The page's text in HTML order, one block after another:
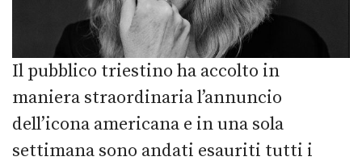
Il pubblico triestino ha accolto in
maniera straordinaria l’annuncio
dell’icona americana e in una sola
settimana sono andati esauriti tutti i